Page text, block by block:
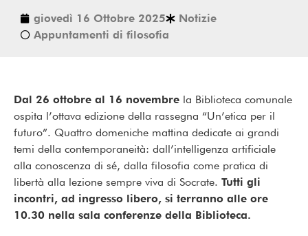
giovedì 16 Ottobre 2025
Notizie
Appuntamenti di filosofia
Dal 26 ottobre al 16 novembre la Biblioteca comunale
ospita l’ottava edizione della rassegna “Un’etica per il
futuro”. Quattro domeniche mattina dedicate ai grandi
temi della contemporaneità: dall’intelligenza artificiale
alla conoscenza di sé, dalla filosofia come pratica di
libertà alla lezione sempre viva di Socrate. Tutti gli
incontri, ad ingresso libero, si terranno alle ore
10.30 nella sala conferenze della Biblioteca.